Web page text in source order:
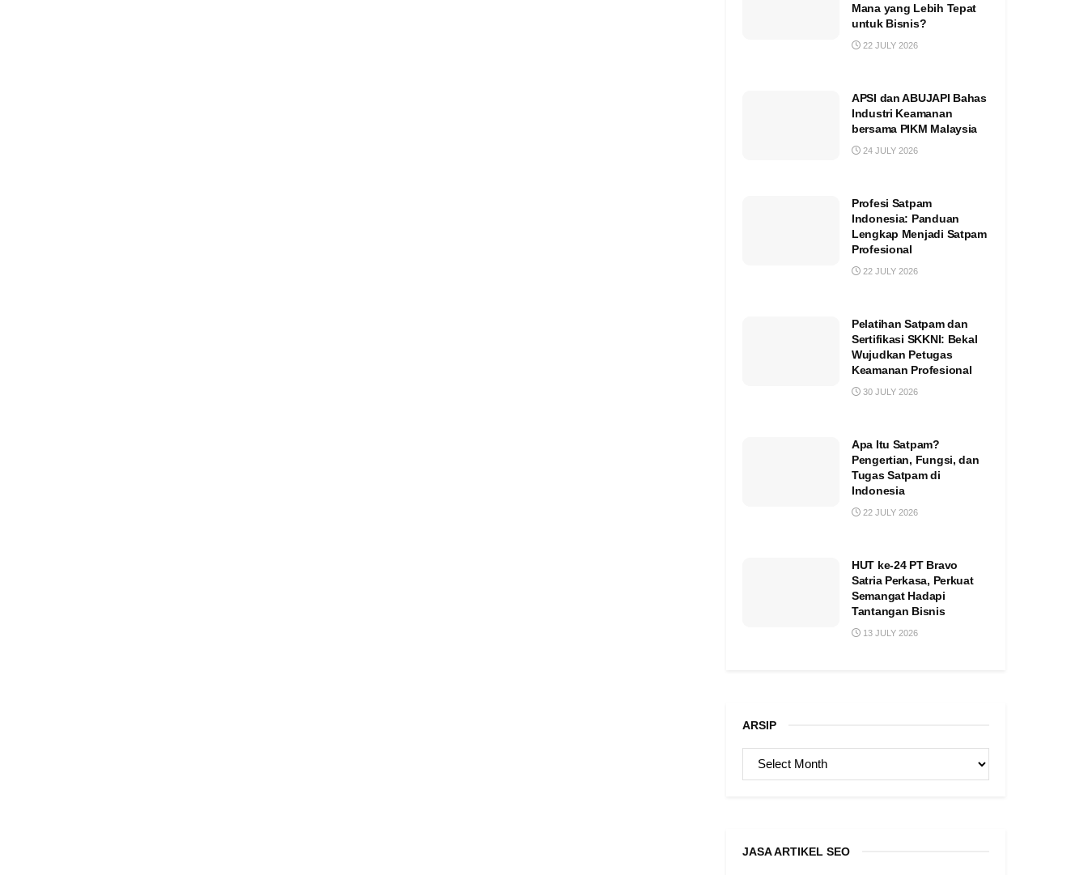
Mana yang Lebih Tepat
untuk Bisnis?
22 JULY 2026
APSI dan ABUJAPI Bahas
Industri Keamanan
bersama PIKM Malaysia
24 JULY 2026
Profesi Satpam
Indonesia: Panduan
Lengkap Menjadi Satpam
Profesional
22 JULY 2026
Pelatihan Satpam dan
Sertifikasi SKKNI: Bekal
Wujudkan Petugas
Keamanan Profesional
30 JULY 2026
Apa Itu Satpam?
Pengertian, Fungsi, dan
Tugas Satpam di
Indonesia
22 JULY 2026
HUT ke-24 PT Bravo
Satria Perkasa, Perkuat
Semangat Hadapi
Tantangan Bisnis
13 JULY 2026
ARSIP
ARSIP
JASA ARTIKEL SEO